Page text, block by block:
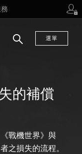
選單
的補償
戰機世界》與
之損失的流程。